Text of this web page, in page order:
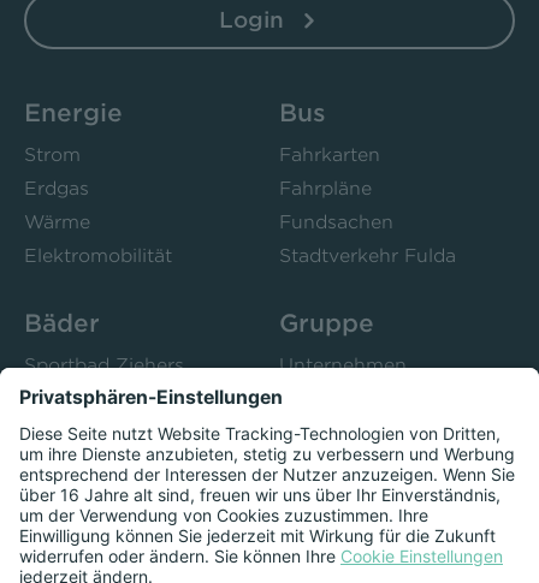
Login
Energie
Strom
Erdgas
Wärme
Elektromobilität
Bus
Fahrkarten
Fahrpläne
Fundsachen
Stadtverkehr Fulda
Bäder
Sportbad Ziehers
Freibad Rosenau
Stadtbad Esperanto
Kurse
Gruppe
Unternehmen
Bistro 52
Presse
Herzschlag
Datenschutzeinstellungen anzeigen